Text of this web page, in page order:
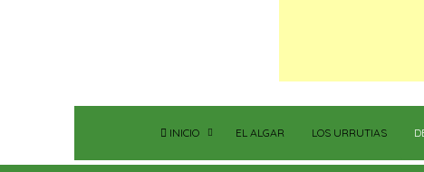
INICIO EL ALGAR LOS URRUTIAS